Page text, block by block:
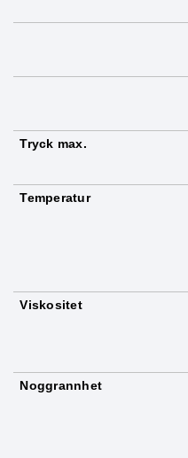
Tryck max.
Temperatur
Viskositet
Noggrannhet